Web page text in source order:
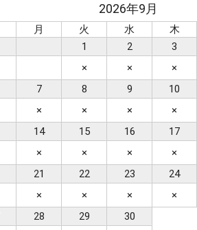
2026年9月
月 火 水 木
1
2 3
×
× ×
7 8 9 10
× × × ×
14 15 16 17
× × × ×
21 22 23 24
× × × ×
28 29
30